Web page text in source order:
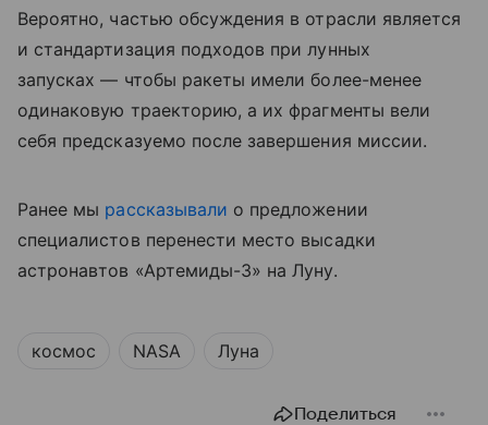
Вероятно, частью обсуждения в отрасли является
и стандартизация подходов при лунных
запусках — чтобы ракеты имели более-менее
одинаковую траекторию, а их фрагменты вели
себя предсказуемо после завершения миссии.
Ранее мы рассказывали о предложении
специалистов перенести место высадки
астронавтов «Артемиды-3» на Луну.
космос NASA Луна
Поделиться